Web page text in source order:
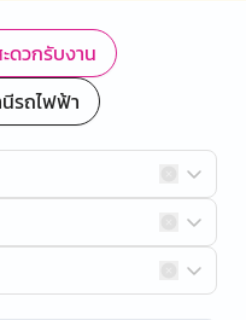
ดวกรับงาน
รถไฟฟ้า